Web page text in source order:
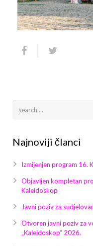
Video 2011
Video 2015
Video 2018
Galerija 2010
Galerija 2014
Galerija 2017
Galerija 2018
Galerija 2019
Arhiva
Najnoviji članci
Izmijenjen program 16.
Objavljen kompletan
Kaleidoskop
Javni poziv za
Otvoren javni poziv za
„Kaleidoskop“ 2026.